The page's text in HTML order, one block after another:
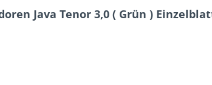
Java Tenor 3,0 ( Grün )